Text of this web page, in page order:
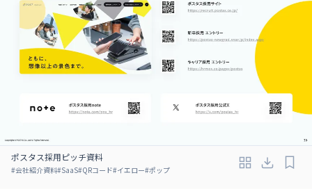
ポスタス採用ピッチ資料
#会社紹介資料#SaaS#QRコード#イエロー#ポップ